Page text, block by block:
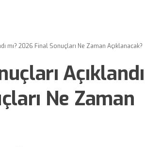
mı? 2026 Final Sonuçları Ne Zaman Açıklanacak?
Ne Zaman